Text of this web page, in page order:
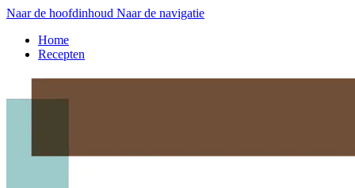
Naar de hoofdinhoud Naar de navigatie
Home
Recepten